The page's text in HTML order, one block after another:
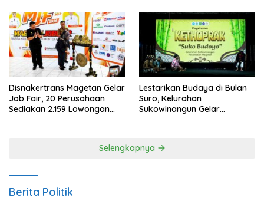
Disnakertrans Magetan Gelar
Job Fair, 20 Perusahaan
Sediakan 2.159 Lowongan
Lestarikan Budaya di Bulan
Suro, Kelurahan
Sukowinangun Gelar
Selengkapnya
Berita Politik